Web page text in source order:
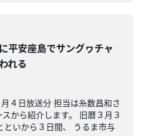
平安座島でサングヮチャ
れる
４日放送分 担当は糸数昌和さ
から紹介します。 旧暦３月３
といから３日間、 うるま市与